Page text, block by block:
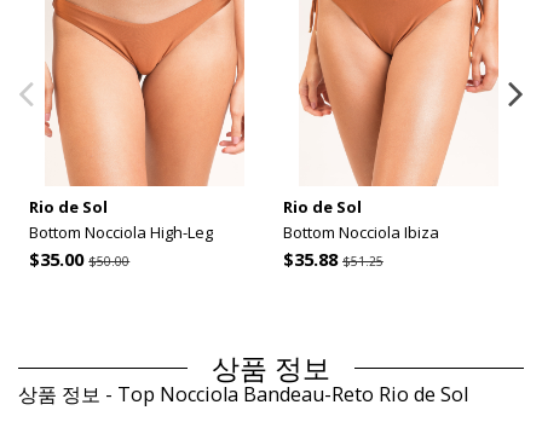
Rio de Sol
Bottom Nocciola High-Leg
$35.00$50.00
Rio de Sol
Bottom Nocciola Ibiza
$35.88 $51.25
상품 정보
상품 정보 - Top Nocciola Bandeau-Reto Rio de Sol